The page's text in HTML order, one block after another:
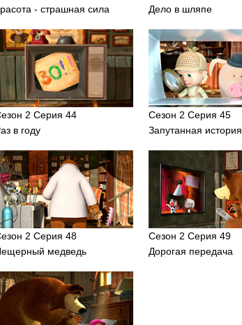
- страшная сила
Дело в шляпе
2 Серия 44
в году
Сезон 2 Серия 45
Запутанная история
2 Серия 48
медведь
Сезон 2 Серия 49
Дорогая передача